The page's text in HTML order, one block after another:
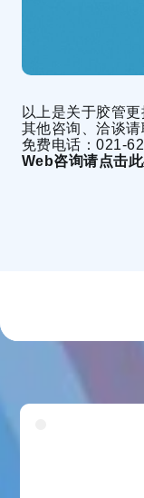
以上是关于胶管更
其他咨询、洽谈请
免费电话：021-
Web咨询请点击